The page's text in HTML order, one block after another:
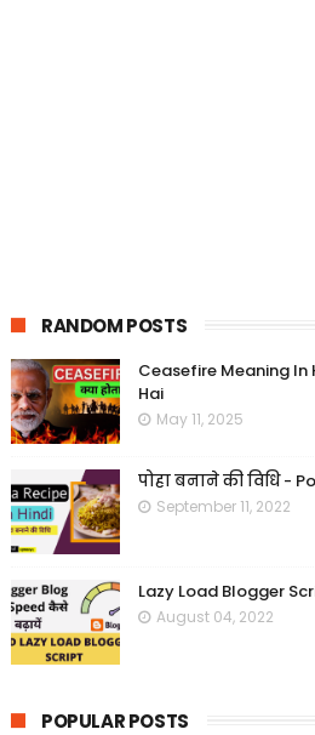
RANDOM POSTS
Ceasefire Meaning
Hai
May 11, 2025
पोहा बनाने की विधि -
September 11, 2022
Lazy Load Blogger
August 04, 2022
POPULAR POSTS